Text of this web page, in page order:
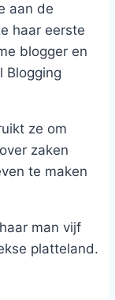
aan de
haar eerste
blogger en
Blogging
ze om
zaken
te maken
man vijf
platteland.